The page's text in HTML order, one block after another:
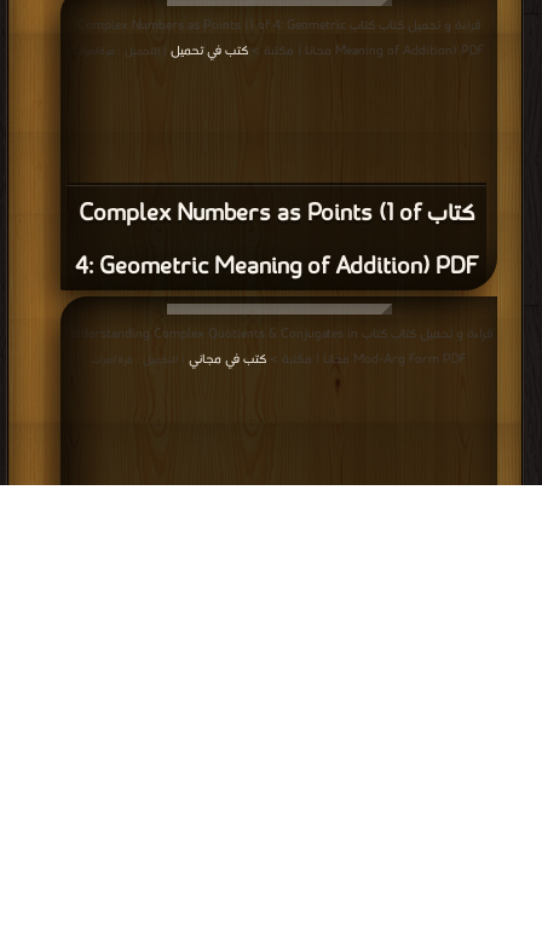
كتاب Complex Numbers as Points (1 of
4: Geometric Meaning of Addition) PDF
قراءة و تحميل كتاب كتاب Complex Numbers as Points (1 of 4: Geometric
Meaning of Addition) PDF مجانا | مكتبة >
كتب في تحميل | التحميل : مرة/مرات
قراءة و تحميل كتاب كتاب Understanding Complex Quotients & Conjugates in
Mod-Arg Form PDF مجانا | مكتبة >
كتب في مجاني | التحميل : مرة/مرات